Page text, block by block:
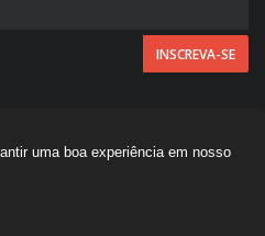
- Todos direitos reservados.
uma boa experiência em nosso